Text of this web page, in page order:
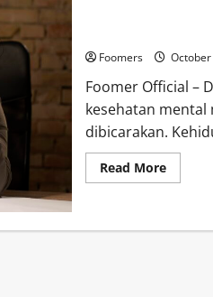
Foomers
Foomer Official –
kesehatan mental
dibicarakan.
Read MoreRead
more
Mental: